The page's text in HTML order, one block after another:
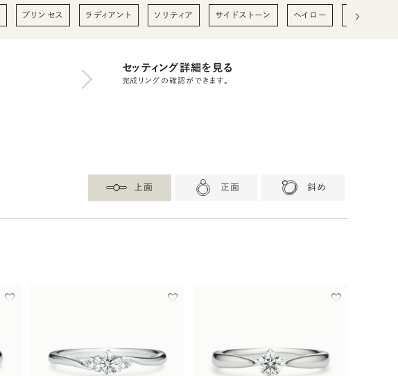
プリンセス ラディアント ソリティア サイドストーン ヘイロー 0.2ct
セッティング詳細を見る
完成リングの確認ができます。
上面 正面 斜め